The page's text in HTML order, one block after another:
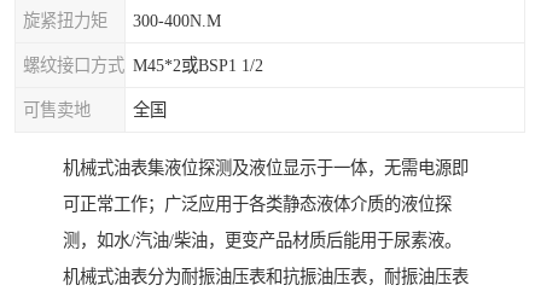
旋紧扭力矩 300-400N.M
螺纹接口方式 M45*2或BSP1 1/2
可售卖地 全国
机械式油表集液位探测及液位显示于一体，无需电源即
可正常工作；广泛应用于各类静态液体介质的液位探
测，如水/汽油/柴油，更变产品材质后能用于尿素液。
机械式油表分为耐振油压表和抗振油压表，耐振油压表